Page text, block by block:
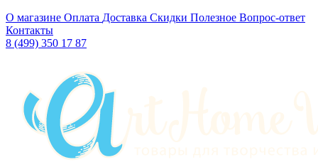
О магазине Оплата Доставка Скидки Полезное Вопрос-ответ
Контакты
8 (499) 350 17 87